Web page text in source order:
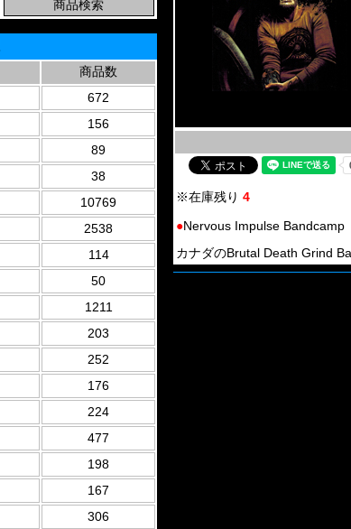
商品数
672
156
89
38
10769
2538
114
50
1211
203
252
176
224
477
198
167
306
※在庫残り 4
●Nervous Impulse Bandcamp
カナダのBrutal Death Grind